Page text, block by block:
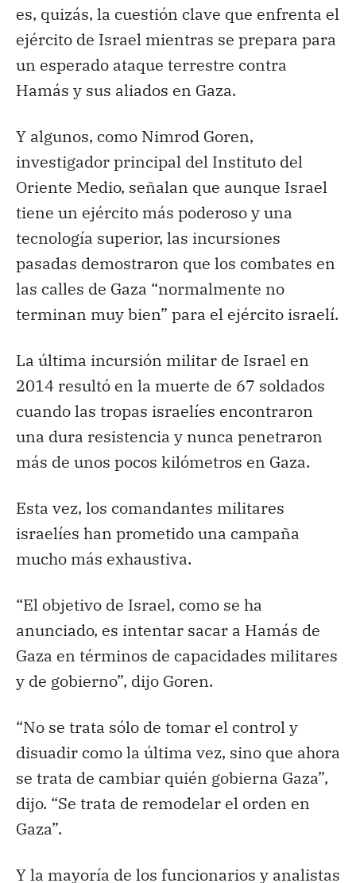
es, quizás, la cuestión clave que enfrenta el
ejército de Israel mientras se prepara para
un esperado ataque terrestre contra
Hamás y sus aliados en Gaza.
Y algunos, como Nimrod Goren,
investigador principal del Instituto del
Oriente Medio, señalan que aunque Israel
tiene un ejército más poderoso y una
tecnología superior, las incursiones
pasadas demostraron que los combates en
las calles de Gaza “normalmente no
terminan muy bien” para el ejército israelí.
La última incursión militar de Israel en
2014 resultó en la muerte de 67 soldados
cuando las tropas israelíes encontraron
una dura resistencia y nunca penetraron
más de unos pocos kilómetros en Gaza.
Esta vez, los comandantes militares
israelíes han prometido una campaña
mucho más exhaustiva.
“El objetivo de Israel, como se ha
anunciado, es intentar sacar a Hamás de
Gaza en términos de capacidades militares
y de gobierno”, dijo Goren.
“No se trata sólo de tomar el control y
disuadir como la última vez, sino que ahora
se trata de cambiar quién gobierna Gaza”,
dijo. “Se trata de remodelar el orden en
Gaza”.
Y la mayoría de los funcionarios y analistas